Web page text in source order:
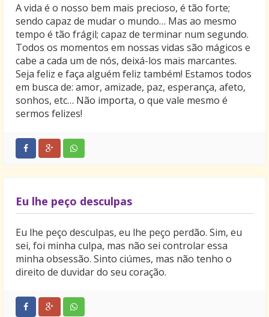
A vida é o nosso bem mais precioso, é tão forte;
sendo capaz de mudar o mundo… Mas ao mesmo
tempo é tão frágil; capaz de terminar num segundo.
Todos os momentos em nossas vidas são mágicos e
cabe a cada um de nós, deixá-los mais marcantes.
Seja feliz e faça alguém feliz também! Estamos todos
em busca de: amor, amizade, paz, esperança, afeto,
sonhos, etc… Não importa, o que vale mesmo é
sermos felizes!
Eu lhe peço desculpas
Eu lhe peço desculpas, eu lhe peço perdão. Sim, eu
sei, foi minha culpa, mas não sei controlar essa
minha obsessão. Sinto ciúmes, mas não tenho o
direito de duvidar do seu coração.